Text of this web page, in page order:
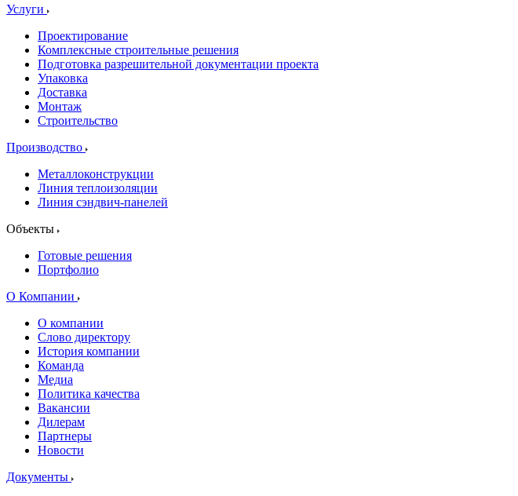
Услуги
Проектирование
Комплексные строительные решения
Подготовка разрешительной документации проекта
Упаковка
Доставка
Монтаж
Строительство
Производство
Металлоконструкции
Линия теплоизоляции
Линия сэндвич-панелей
Объекты
Готовые решения
Портфолио
О Компании
О компании
Слово директору
История компании
Команда
Медиа
Политика качества
Вакансии
Дилерам
Партнеры
Новости
Документы